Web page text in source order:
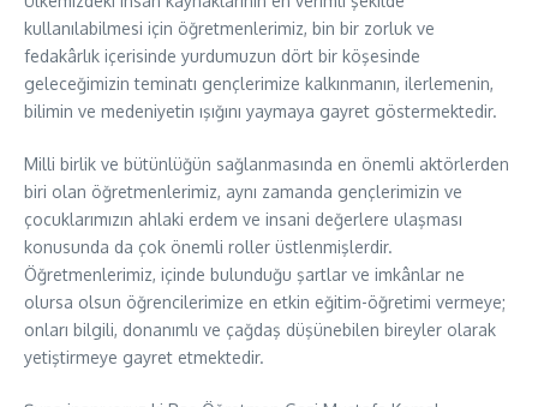
kullanılabilmesi için öğretmenlerimiz, bin bir zorluk ve
fedakârlık içerisinde yurdumuzun dört bir köşesinde
geleceğimizin teminatı gençlerimize kalkınmanın, ilerlemenin,
bilimin ve medeniyetin ışığını yaymaya gayret göstermektedir.
Milli birlik ve bütünlüğün sağlanmasında en önemli aktörlerden
biri olan öğretmenlerimiz, aynı zamanda gençlerimizin ve
çocuklarımızın ahlaki erdem ve insani değerlere ulaşması
konusunda da çok önemli roller üstlenmişlerdir.
Öğretmenlerimiz, içinde bulunduğu şartlar ve imkânlar ne
olursa olsun öğrencilerimize en etkin eğitim-öğretimi vermeye;
onları bilgili, donanımlı ve çağdaş düşünebilen bireyler olarak
yetiştirmeye gayret etmektedir.